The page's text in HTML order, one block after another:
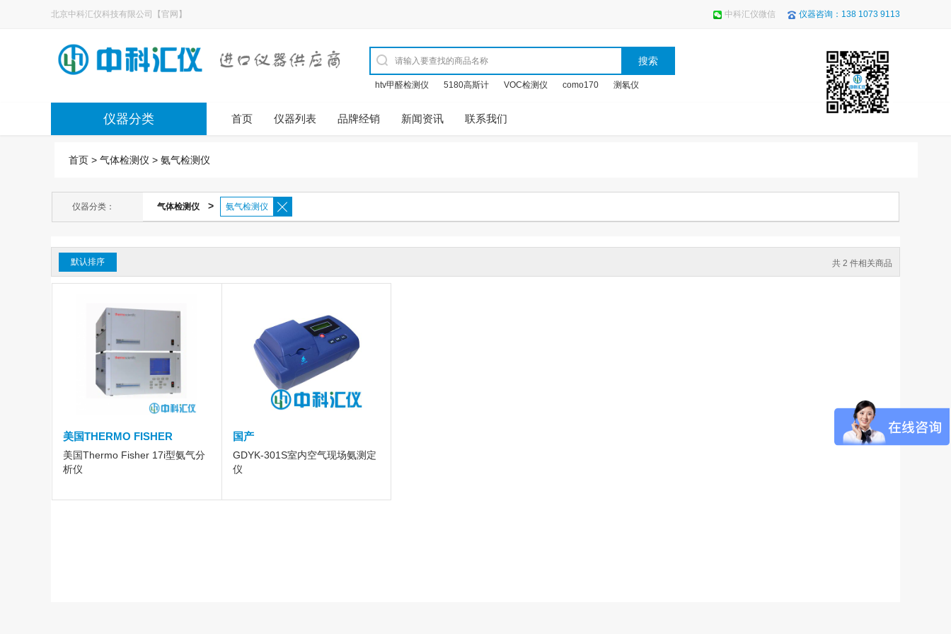
北京中科汇仪科技有限公司【官网】 中科汇仪微信 仪器咨询：138 1073 9113
htv甲醛检测仪 5180高斯计 VOC检测仪 como170 测氡仪
仪器分类 首页 仪器列表 品牌经销 新闻资讯 联系我们
首页 > 气体检测仪 > 氨气检测仪
仪器分类： 气体检测仪 > 氨气检测仪
默认排序 共 2 件相关商品
美国THERMO FISHER
美国Thermo Fisher 17i型氨气分
析仪
国产
GDYK-301S室内空气现场氨测定
仪